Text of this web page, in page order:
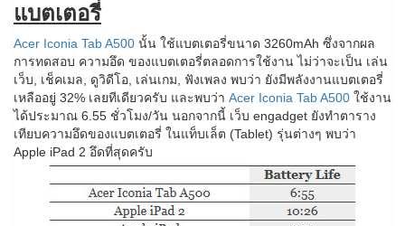
แบตเตอรี่
Acer Iconia Tab A500 นั้น ใช้แบตเตอรี่ขนาด 3260mAh ซึ่งจากผล
การทดสอบ ความอึด ของแบตเตอรี่ตลอดการใช้งาน ไม่ว่าจะเป็น เล่น
เว็บ, เช็คเมล, ดูวิดีโอ, เล่นเกม, ฟังเพลง พบว่า ยังมีพลังงานแบตเตอรี่
เหลืออยู่ 32% เลยทีเดียวครับ และพบว่า Acer Iconia Tab A500 ใช้งาน
ได้ประมาณ 6.55 ชั่วโมง/วัน นอกจากนี้ เว็บ engadget ยังทำตาราง
เทียบความอึดของแบตเตอรี่ ในแท็บเล็ต (Tablet) รุ่นต่างๆ พบว่า
Apple iPad 2 อึดที่สุดครับ